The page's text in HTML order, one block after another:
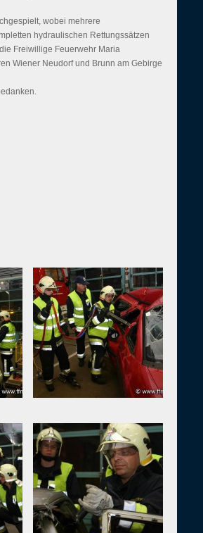
wobei mehrere
hydraulischen Rettungssätzen
Freiwillige Feuerwehr Maria
Wiener Neudorf und Brunn am Gebirge